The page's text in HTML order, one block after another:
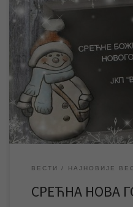
СРЕЋНА НОВА 2020. ГОДИНА!
пословних комуникација ЈКП
Зрењанин
ВЕСТИ НАЈНОВИЈЕ
СРЕЋНА НОВА